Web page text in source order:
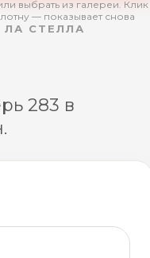
выбрать из галереи. Клик
— показывает снова
ЛА СТЕЛЛА
283 в